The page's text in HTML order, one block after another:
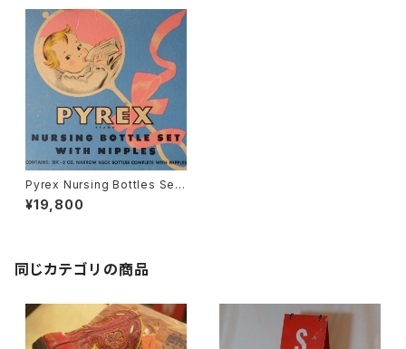
Pyrex Nursing Bottles Set
/ Corning Glass Works /NY
1923-1935
¥19,800
同じカテゴリの商品